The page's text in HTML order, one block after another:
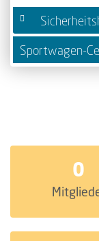
Sportwagen-
0